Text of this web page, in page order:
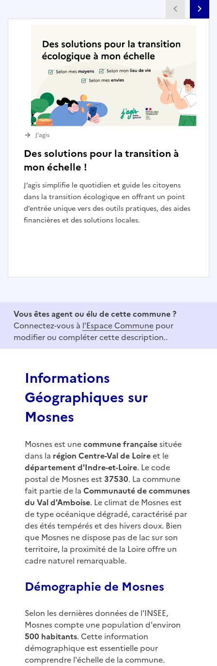
Des solutions pour la transition à
mon échelle !
J’agis simplifie le quotidien et guide les citoyens
dans la transition écologique en offrant un point
d’entrée unique vers des outils pratiques, des aides
financières et des solutions locales.
J’agis
f
Vous êtes agent ou élu de cette commune ?
Connectez-vous à l'Espace Commune pour
modifier ou compléter cette description..
Informations
Géographiques sur
Mosnes
Mosnes est unecommune françaisesituée
dans la région Centre-Val de Loireet le
département d'Indre-et-Loire. Le code
postal de Mosnes est 37530. La commune
fait partie de la Communauté de communes
du Val d'Amboise. Le climat de Mosnes est
de type océanique dégradé, caractérisé par
des étés tempérés et des hivers doux. Bien
que Mosnes ne dispose pas de lac sur son
territoire, la proximité de la Loire offre un
cadre naturel remarquable.
Démographie de Mosnes
Selon les dernières données de l'INSEE,
Mosnes compte une population d'environ
500 habitants. Cette information
démographique est essentielle pour
comprendre l'échelle de la commune.